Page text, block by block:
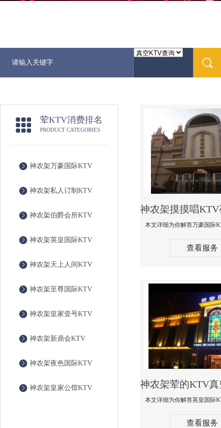
荤KTV消费排名
PRODUCT CATEGORIES
神农架万豪国际KTV
神农架私人订制KTV
神农架伯爵会所KTV
神农架英皇国际KTV
神农架天上人间KTV
神农架至尊国际KTV
神农架皇家壹号KTV
神农架新鼎会KTV
神农架夜色国际KTV
神农架皇家公馆KTV
查看服务
查看服务